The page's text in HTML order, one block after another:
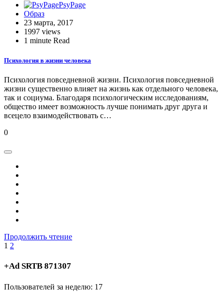
PsyPage
Образ
23 марта, 2017
1997 views
1 minute Read
Психология в жизни человека
Психология повседневной жизни. Психология повседневной
жизни существенно влияет на жизнь как отдельного человека,
так и социума. Благодаря психологическим исследованиям,
общество имеет возможность лучше понимать друг друга и
всецело взаимодействовать с…
0
Продолжить чтение
Пагинация
записей
1 2
+Ad SRTB 871307
Пользователей за неделю: 17